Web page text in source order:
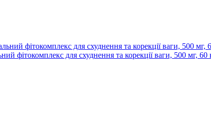
фітокомплекс для схуднення та корекції ваги, 500 мг, 60